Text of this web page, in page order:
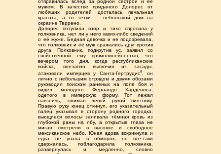
мужем. В качестве приданого Долорес от
любящих родителей досталась печальная
красота, а от тётки — небольшой дом на
окраине Террено.
Долорес потупила взор и тихо спросила у
полковника, нет ли у него каких-либо сведений
о её муже. Бедная девочка и не подозревала,
что полковник и её муж сражались друг против
друга. Полковник, подкрутив ус, заявил со
свойственной ему прямолинейностью, что
вечером того дня, когда республиканские
войска, внезапно выскочив из засады,
атаковали имперцев у Санта-Гертрудис9, он
лично с небольшим отрядом и двумя обозами
руководил поиском раненых на поле боя и
видел молодого Фернандо Карденоса,
одетого в имперскую форму. Тот лежал
навзничь, сжимая левой рукой винтовку.
Правую руку юнец откинул, его указательный
палец указывал в сторону родного городка;
вьющиеся волосы заливала тёмная кровь из
глубокой раны на лбу, а открытые глаза не
мигая смотрели в высокое и свободное
мексиканское небо. Юная вдова вскрикнула и
едва не упала в обморок, но всё-таки
сдержалась, поблагодарила полковника,
развернулась и медленно, словно